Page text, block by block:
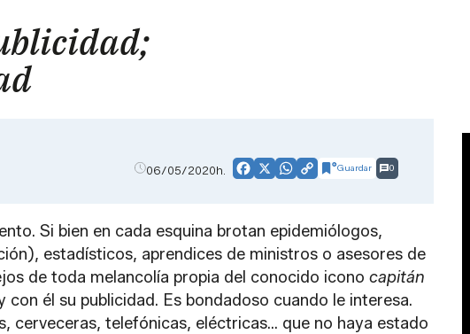
06/05/2020h. Facebook
X WhatsApp
CopyGuardar 0
Si bien en cada esquina brotan epidemiólogos,
estadísticos, aprendices de ministros o asesores de
de toda melancolía propia del conocido icono capitán
con él su publicidad. Es bondadoso cuando le interesa.
cerveceras, telefónicas, eléctricas… que no haya estado